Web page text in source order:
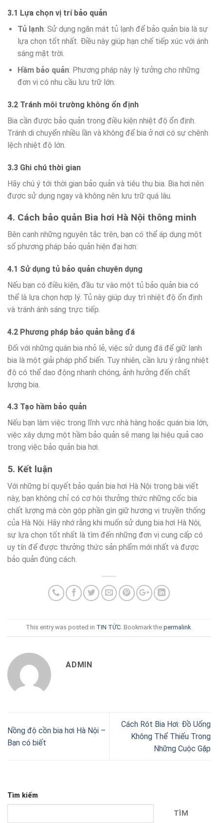
3.1 Lựa chọn vị trí bảo quản
Tủ lạnh: Sử dụng ngăn mát tủ lạnh để bảo quản bia là sự
lựa chọn tốt nhất. Điều này giúp hạn chế tiếp xúc với ánh
sáng mặt trời.
Hầm bảo quản: Phương pháp này lý tưởng cho những
đơn vị có nhu cầu lưu trữ lớn.
3.2 Tránh môi trường không ổn định
Bia cần được bảo quản trong điều kiện nhiệt độ ổn định.
Tránh di chuyển nhiều lần và không để bia ở nơi có sự chênh
lệch nhiệt độ lớn.
3.3 Ghi chú thời gian
Hãy chú ý tới thời gian bảo quản và tiêu thụ bia. Bia hơi nên
được sử dụng ngay và không nên lưu trữ quá lâu.
4. Cách bảo quản Bia hơi Hà Nội thông minh
Bên cạnh những nguyên tắc trên, bạn có thể áp dụng một
số phương pháp bảo quản hiện đại hơn:
4.1 Sử dụng tủ bảo quản chuyên dụng
Nếu bạn có điều kiện, đầu tư vào một tủ bảo quản bia có
thể là lựa chọn hợp lý. Tủ này giúp duy trì nhiệt độ ổn định
và tránh ánh sáng trực tiếp.
4.2 Phương pháp bảo quản bằng đá
Đối với những quán bia nhỏ lẻ, việc sử dụng đá để giữ lạnh
bia là một giải pháp phổ biến. Tuy nhiên, cần lưu ý rằng nhiệt
độ có thể dao động nhanh chóng, ảnh hưởng đến chất
lượng bia.
4.3 Tạo hầm bảo quản
Nếu bạn làm việc trong lĩnh vực nhà hàng hoặc quán bia lớn,
việc xây dựng một hầm bảo quản sẽ mang lại hiệu quả cao
trong việc bảo quản bia hơi.
5. Kết luận
Với những bí quyết bảo quản bia hơi Hà Nội trong bài viết
này, bạn không chỉ có cơ hội thưởng thức những cốc bia
chất lượng mà còn góp phần gìn giữ hương vị truyền thống
của Hà Nội. Hãy nhớ rằng khi muốn sử dụng bia hơi Hà Nội,
sự lựa chọn tốt nhất là tìm đến những đơn vị cung cấp có
uy tín để được thưởng thức sản phẩm mới nhất và được
bảo quản đúng cách.
This entry was posted in TIN TỨC. Bookmark the permalink.
ADMIN
Nồng độ cồn bia hơi Hà Nội –
Bạn có biết
Cách Rót Bia Hơi: Đồ Uống
Không Thể Thiếu Trong
Những Cuộc Gặp
Tìm kiếm
TÌM